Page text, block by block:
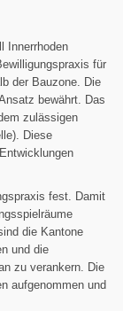
Innerrhoden
für
der Bauzone. Die
bewährt. Das
zulässigen
Diese
fest. Damit
die Kantone
und die
zu verankern. Die
aufgenommen und